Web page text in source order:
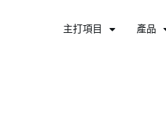
主打項目 產品